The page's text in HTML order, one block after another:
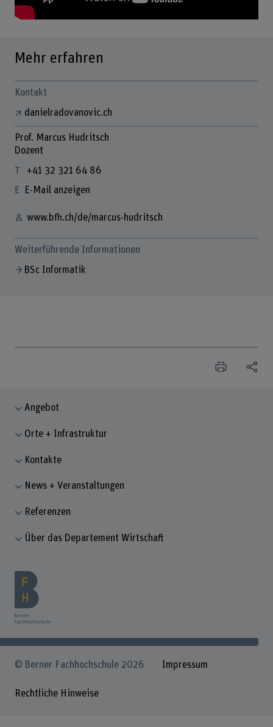
Mehr erfahren
Kontakt
danielradovanovic.ch
Prof. Marcus Hudritsch
Dozent
+41 32 321 64 86
E-Mail anzeigen
www.bfh.ch/de/marcus-hudritsch
Weiterführende Informationen
BSc Informatik
Angebot
Orte + Infrastruktur
Kontakte
News + Veranstaltungen
Referenzen
Über das Departement Wirtschaft
© Berner Fachhochschule 2026 Impressum
Rechtliche Hinweise